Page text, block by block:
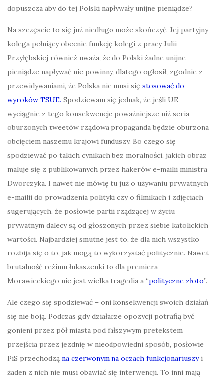
dopuszcza aby do tej Polski napływały unijne pieniądze?
Na szczęscie to się już niedługo może skończyć. Jej partyjny
kolega pełniący obecnie funkcję kolegi z pracy Julii
Przyłębskiej również uważa, że do Polski żadne unijne
pieniądze napływać nie powinny, dlatego ogłosił, zgodnie z
przewidywaniami, że Polska nie musi się stosować do
wyroków TSUE. Spodziewam się jednak, że jeśli UE
wyciągnie z tego konsekwencje poważniejsze niż seria
oburzonych tweetów rządowa propaganda będzie oburzona
obcięciem naszemu krajowi funduszy. Bo czego się
spodziewać po takich cynikach bez moralności, jakich obraz
maluje się z publikowanych przez hakerów e-mailii ministra
Dworczyka. I nawet nie mówię tu już o używaniu prywatnych
e-mailii do prowadzenia polityki czy o filmikach i zdjęciach
sugerujących, że posłowie partii rządzącej w życiu
prywatnym dalecy są od głoszonych przez siebie katolickich
wartości. Najbardziej smutne jest to, że dla nich wszystko
rozbija się o to, jak mogą to wykorzystać politycznie. Nawet
brutalność reżimu łukaszenki to dla premiera
Morawieckiego nie jest wielka tragedia a “polityczne złoto”.
Ale czego się spodziewać – oni konsekwencji swoich działań
się nie boją. Podczas gdy działacze opozycji potrafią być
gonieni przez pół miasta pod fałszywym pretekstem
przejścia przez jezdnię w nieodpowiedni sposób, posłowie
PiS przechodzą na czerwonym na oczach funkcjonariuszyi
żaden z nich nie musi obawiać się interwencji. To inni mają